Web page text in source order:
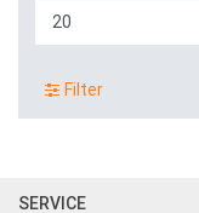
Filter
SERVICE